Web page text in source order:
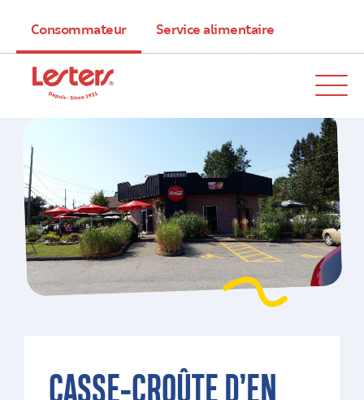
Consommateur Service alimentaire
CASSE-CROÛTE D’EN